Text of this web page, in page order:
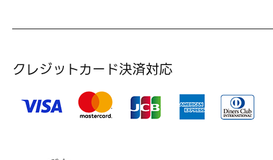
クレジットカード決済対応